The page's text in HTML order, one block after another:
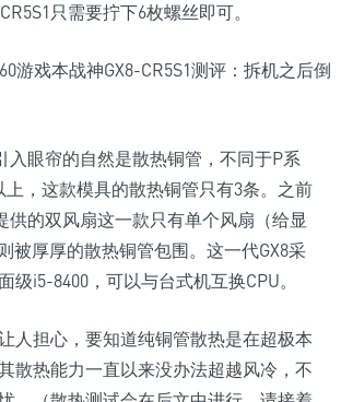
只需要拧下6枚螺丝即可。
入眼帘的自然是散热铜管，不同于P系
上，这款模具的散热铜管只有3条。之前
供的双风扇这一款只有单个风扇（给显
被厚厚的散热铜管包围。这一代GX8采
级i5-8400，可以与台式机互换CPU。
人担心，要知道纯铜管散热是在超极本
散热能力一直以来没办法超越风冷，不